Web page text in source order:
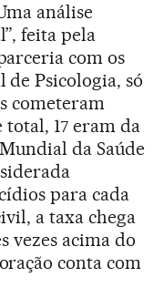
análise
feita pela
com os
de Psicologia, só
cometeram
total, 17 eram da
da Saúde
para cada
a taxa chega
vezes acima do
conta com